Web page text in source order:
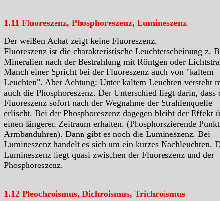
1.11 Fluoreszenz, Phosphoreszenz, Lumineszenz
Der weißen Achat zeigt keine Fluoreszenz.
Fluoreszenz ist die charakteristische Leuchterscheinung z.
Mineralien nach der Bestrahlung mit Röntgen oder
Manch einer Spricht bei der Fluoreszenz auch von "kaltem
Leuchten". Aber Achtung: Unter kaltem Leuchten versteht
auch die Phosphoreszenz. Der Unterschied liegt darin, dass
Fluoreszenz sofort nach der Wegnahme der Strahlenquelle
erlischt. Bei der Phosphoreszenz dagegen bleibt der Effekt
einen längeren Zeitraum erhalten. (Phosphorszierende
Armbanduhren). Dann gibt es noch die Lumineszenz. Bei
Lumineszenz handelt es sich um ein kurzes Nachleuchten.
Lumineszenz liegt quasi zwischen der Fluoreszenz und der
Phosphoreszenz.
1.12 Pleochroismus, Dichroismus, Trichroismus